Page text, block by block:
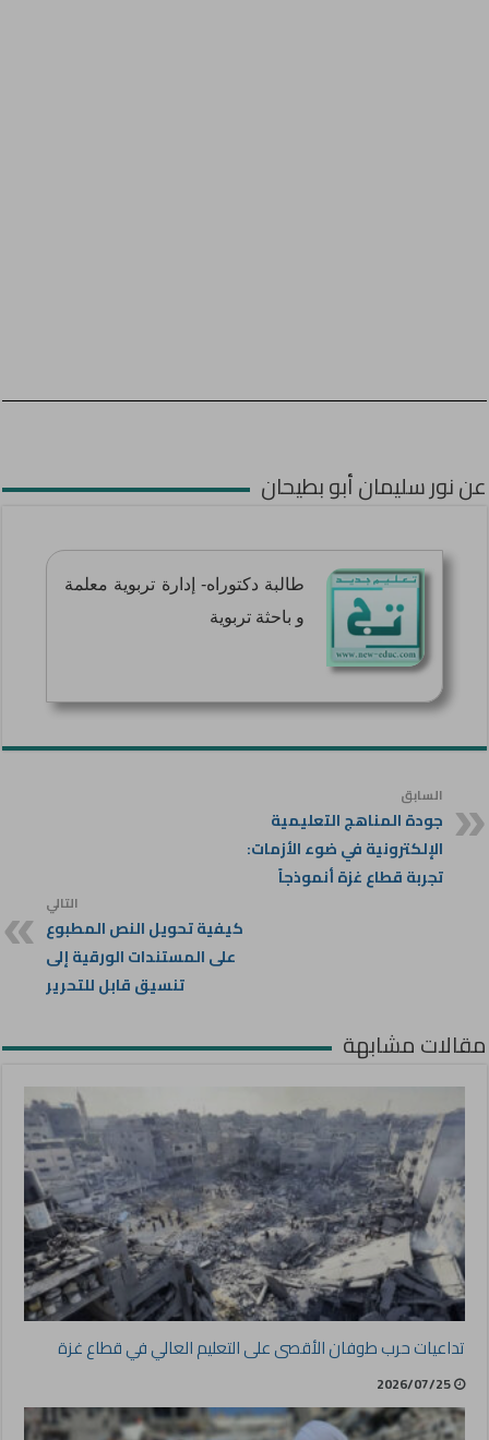
عن نور سليمان أبو بطيحان
طالبة دكتوراه- إدارة تربوية معلمة
و باحثة تربوية
السابق
جودة المناهج التعليمية
الإلكترونية في ضوء الأزمات:
تجربة قطاع غزة أنموذجاً
التالي
كيفية تحويل النص المطبوع
على المستندات الورقية إلى
تنسيق قابل للتحرير
مقالات مشابهة
تداعيات حرب طوفان الأقصى على التعليم العالي في قطاع غزة
2026/07/25